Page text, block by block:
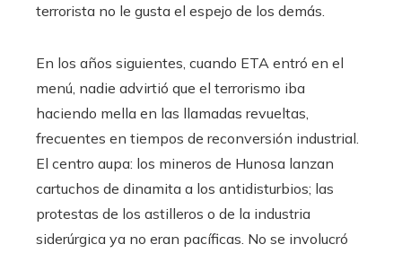
terrorista no le gusta el espejo de los demás.
En los años siguientes, cuando ETA entró en el
menú, nadie advirtió que el terrorismo iba
haciendo mella en las llamadas revueltas,
frecuentes en tiempos de reconversión industrial.
El centro aupa: los mineros de Hunosa lanzan
cartuchos de dinamita a los antidisturbios; las
protestas de los astilleros o de la industria
siderúrgica ya no eran pacíficas. No se involucró